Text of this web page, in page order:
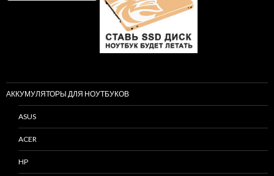
АККУМУЛЯТОРЫ ДЛЯ НОУТБУКОВ
ASUS
ACER
HP